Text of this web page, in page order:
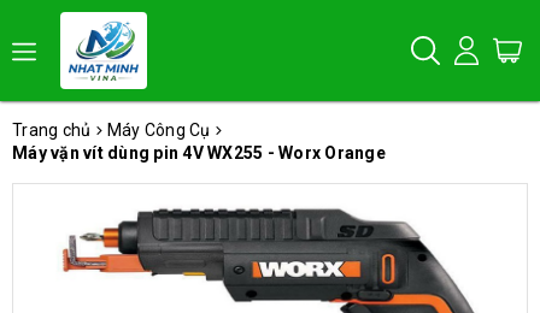
Trang chủ
Máy Công Cụ
Máy vặn vít dùng pin 4V WX255 - Worx Orange